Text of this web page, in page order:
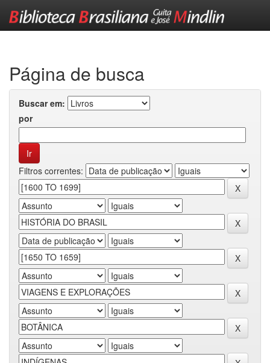
Página de busca
Buscar em:
por
Filtros correntes: